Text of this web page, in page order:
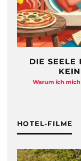
DIE SEELE
Warum ich mich
HOTEL-FILME